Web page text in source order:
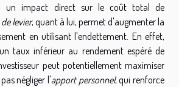
un impact direct sur le coût total de
levier, quant à lui, permet d'augmenter la
en utilisant l'endettement. En effet,
taux inférieur au rendement espéré de
peut potentiellement maximiser
négliger l'apport personnel, qui renforce